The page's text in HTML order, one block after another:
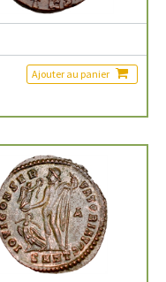
Ajouter au panier